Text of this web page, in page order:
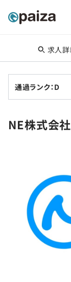
転職・キャリア
転職成功ガイド
インタビュー
新卒就活
求人検索
新卒エージェント
イベント・セミナー
学習
4択課題
ナレッジ
プログラミング言語
SQL
評価結果一覧
再チャレンジ結果一
ゲーム・マンガ
メディア
Tech Team Journal
paiza times
paizaとは？
求人
通過ランク：D
NE株式会社